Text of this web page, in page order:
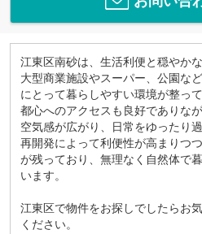
江東区南砂は、生活利便と穏やか
大型商業施設やスーパー、公園な
にとって暮らしやすい環境が整って
都心へのアクセスも良好でありな
空気感が広がり、日常をゆったり
再開発によって利便性が高まりつ
が残っており、無理なく自然体で
います。
江東区で物件をお探しでしたらお
ください。